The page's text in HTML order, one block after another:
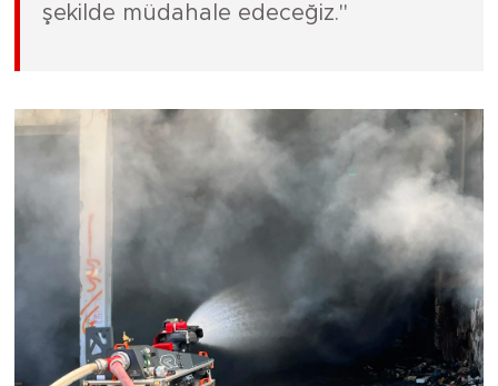
şekilde müdahale edeceğiz."